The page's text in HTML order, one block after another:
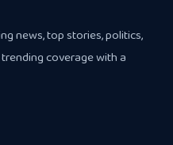
news, top stories, politics,
coverage with a